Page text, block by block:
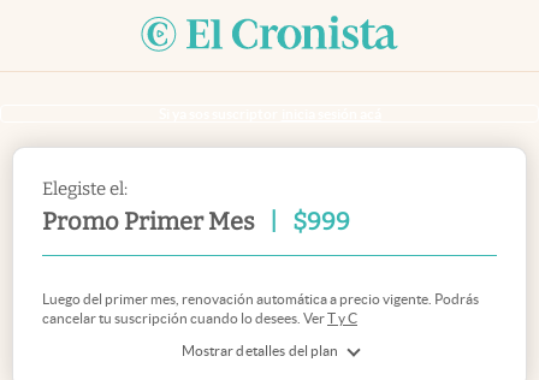
Elegiste el:
Promo Primer Mes $999
Mostrar detalles del plan
Luego del primer mes, renovación automática a precio vigente. Podrás
cancelar tu suscripción cuando lo desees. VerT y C